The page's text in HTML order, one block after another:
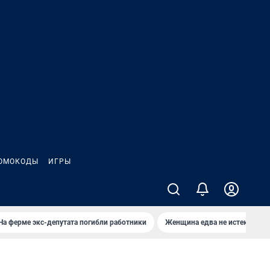
ИГРЫ
ферме экс-депутата погибли работники Женщина едва не истекла